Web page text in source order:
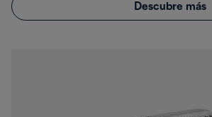
Descubre más